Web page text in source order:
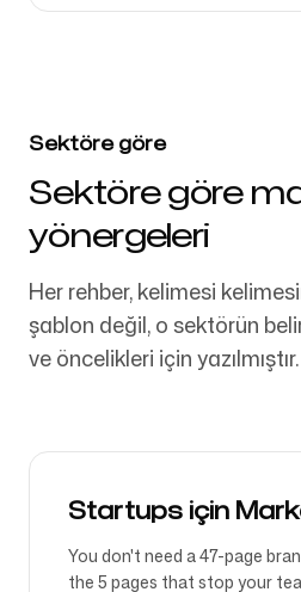
Sektöre göre
Sektöre göre
yönergeleri
Her rehber, kelimesi
şablon değil, o sektörün
ve öncelikleri için
Startups için
You don't need a 47-page
the 5 pages that stop your